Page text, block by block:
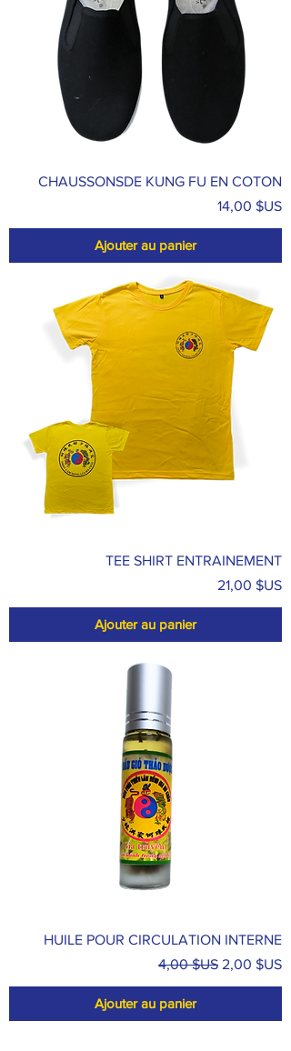
CHAUSSONSDE KUNG FU EN COTON
Prix
14,00 $US
Ajouter au panier
TEE SHIRT ENTRAINEMENT
Prix
21,00 $US
Ajouter au panier
HUILE POUR CIRCULATION INTERNE
Prix original
4,00 $US Prix
2,00 $US
Ajouter au panier